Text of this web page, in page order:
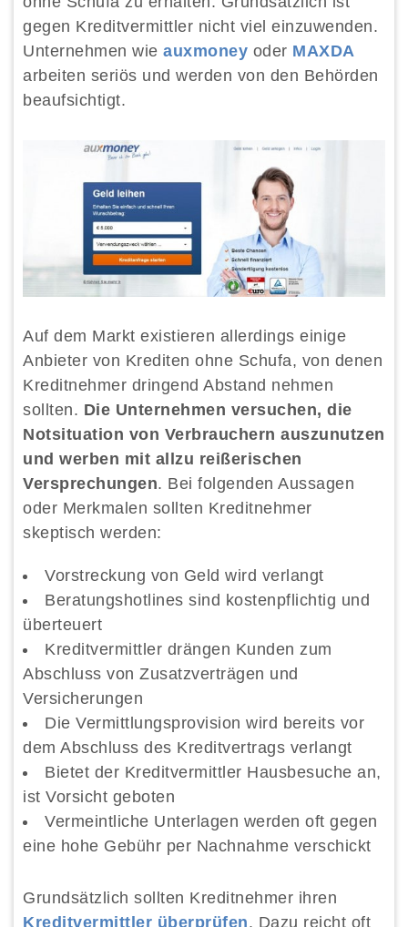
gegen Kreditvermittler nicht viel einzuwenden.
Unternehmen wie auxmoney oder MAXDA
arbeiten seriös und werden von den Behörden
beaufsichtigt.
Auf dem Markt existieren allerdings einige
Anbieter von Krediten ohne Schufa, von denen
Kreditnehmer dringend Abstand nehmen
sollten. Die Unternehmen versuchen, die
Notsituation von Verbrauchern auszunutzen
und werben mit allzu reißerischen
Versprechungen. Bei folgenden Aussagen
oder Merkmalen sollten Kreditnehmer
skeptisch werden:
Vorstreckung von Geld wird verlangt
Beratungshotlines sind kostenpflichtig und
überteuert
Kreditvermittler drängen Kunden zum
Abschluss von Zusatzverträgen und
Versicherungen
Die Vermittlungsprovision wird bereits vor
dem Abschluss des Kreditvertrags verlangt
Bietet der Kreditvermittler Hausbesuche an,
ist Vorsicht geboten
Vermeintliche Unterlagen werden oft gegen
eine hohe Gebühr per Nachnahme verschickt
Grundsätzlich sollten Kreditnehmer ihren
Kreditvermittler überprüfen. Dazu reicht oft